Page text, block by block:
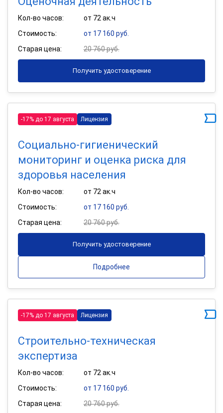
Кол-во часов:
от 72 ак.ч
Стоимость:
от 17 160 руб.
Старая цена:
20 760 руб.
Получить удостоверение
-17% до 17 августа Лицензия
Социально-гигиенический
мониторинг и оценка риска для
здоровья населения
Кол-во часов:
от 72 ак.ч
Стоимость:
от 17 160 руб.
Старая цена:
20 760 руб.
Получить удостоверение
Подробнее
-17% до 17 августа Лицензия
Строительно-техническая
экспертиза
Кол-во часов:
от 72 ак.ч
Стоимость:
от 17 160 руб.
Старая цена:
20 760 руб.